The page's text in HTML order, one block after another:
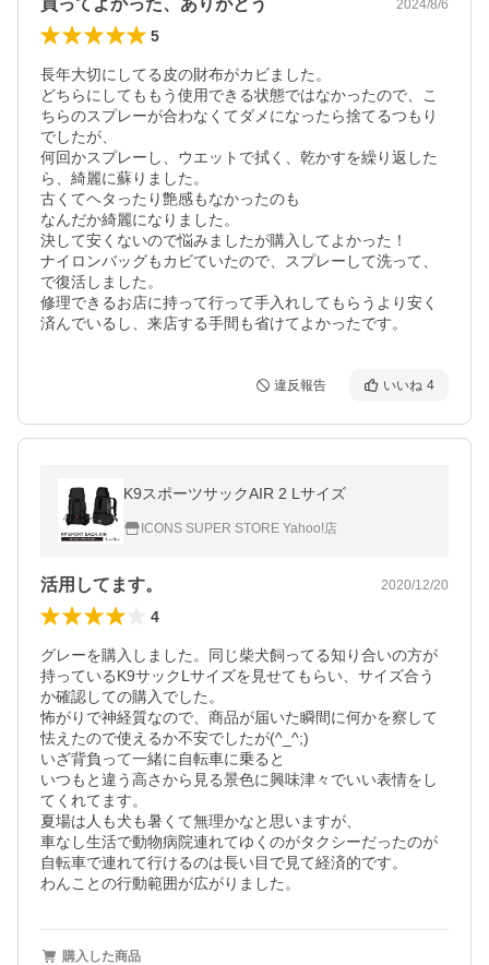
買ってよかった、ありがとう 2024/8/6
5
長年大切にしてる皮の財布がカビました。
どちらにしてももう使用できる状態ではなかったので、こ
ちらのスプレーが合わなくてダメになったら捨てるつもり
でしたが、
何回かスプレーし、ウエットで拭く、乾かすを繰り返した
ら、綺麗に蘇りました。
古くてヘタったり艶感もなかったのも
なんだか綺麗になりました。
決して安くないので悩みましたが購入してよかった！
ナイロンバッグもカビていたので、スプレーして洗って、
で復活しました。
修理できるお店に持って行って手入れしてもらうより安く
済んでいるし、来店する手間も省けてよかったです。
違反報告 いいね 4
K9スポーツサックAIR 2 Lサイズ
ICONS SUPER STORE Yahoo!店
活用してます。 2020/12/20
4
グレーを購入しました。同じ柴犬飼ってる知り合いの方が
持っているK9サックLサイズを見せてもらい、サイズ合う
か確認しての購入でした。
怖がりで神経質なので、商品が届いた瞬間に何かを察して
怯えたので使えるか不安でしたが(^_^;)
いざ背負って一緒に自転車に乗ると
いつもと違う高さから見る景色に興味津々でいい表情をし
てくれてます。
夏場は人も犬も暑くて無理かなと思いますが、
車なし生活で動物病院連れてゆくのがタクシーだったのが
自転車で連れて行けるのは長い目で見て経済的です。
わんことの行動範囲が広がりました。
購入した商品